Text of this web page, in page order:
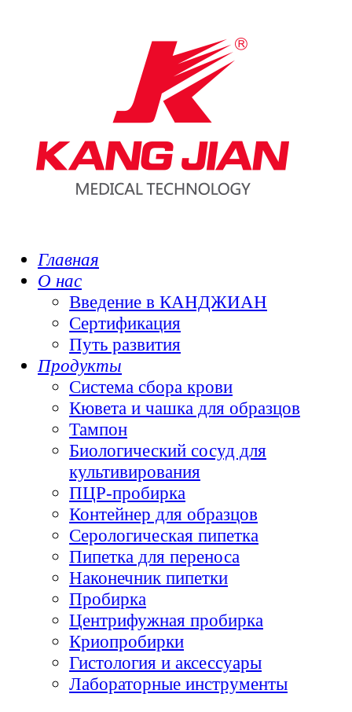
Главная
О нас
Введение в КАНДЖИАН
Сертификация
Путь развития
Продукты
Система сбора крови
Кювета и чашка для образцов
Тампон
Биологический сосуд для
культивирования
ПЦР-пробирка
Контейнер для образцов
Серологическая пипетка
Пипетка для переноса
Наконечник пипетки
Пробирка
Центрифужная пробирка
Криопробирки
Гистология и аксессуары
Лабораторные инструменты